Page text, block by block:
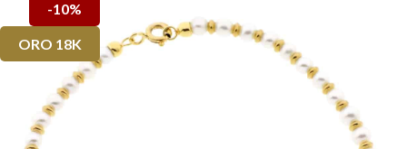
-10%
ORO 18K